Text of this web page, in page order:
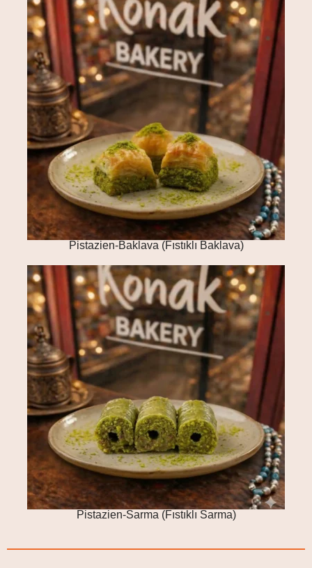
Pistazien-Baklava (Fıstıklı Baklava)
Pistazien-Sarma (Fıstıklı Sarma)